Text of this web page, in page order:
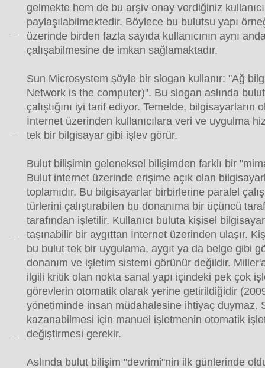
gelmekte hem de bu arşiv onay verdiğiniz
paylaşılabilmektedir. Böylece bu bulutsu yapı
üzerinde birden fazla sayıda kullanıcının aynı
çalışabilmesine de imkan sağlamaktadır.
Sun Microsystem şöyle bir slogan kullanır: "Ağ
Network is the computer)". Bu slogan aslında
çalıştığını iyi tarif ediyor. Temelde, bilgisayarların
İnternet üzerinden kullanıcılara veri ve uygulma
tek bir bilgisayar gibi işlev görür.
Bulut bilişimin geleneksel bilişimden farklı bir
Bulut internet üzerinde erişime açık olan
toplamıdır. Bu bilgisayarlar birbirlerine paralel
türlerini çalıştırabilen bu donanıma bir üçüncü
tarafından işletilir. Kullanıcı buluta kişisel
taşınabilir bir aygıttan İnternet üzerinden ulaşır.
bu bulut tek bir uygulama, aygıt ya da belge gibi
donanım ve işletim sistemi görünür değildir.
ilgili kritik olan nokta sanal yapı içindeki pek çok
görevlerin otomatik olarak yerine getirildiğidir
yönetiminde insan müdahalesine ihtiyaç duymaz.
kazanabilmesi için manuel işletmenin otomatik
değiştirmesi gerekir.
Aslında bulut bilişim "devrimi"nin ilk günlerinde